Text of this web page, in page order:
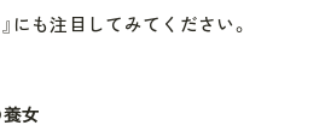
にも注目してみてください。
女